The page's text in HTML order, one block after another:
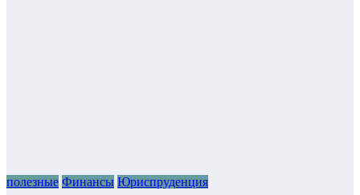
полезные Финансы Юриспруденция